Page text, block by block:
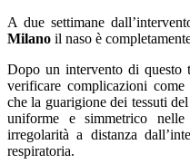
A due settimane
Milano il naso è
Dopo un intervento di questo
verificare complicazioni
che la guarigione dei tessuti
uniforme e simmetrico
irregolarità a distanza
respiratoria.